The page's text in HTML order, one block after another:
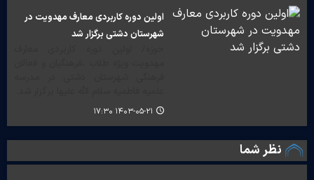
اولین دوره کاربردی معارف مهدویت در
شهرستان دشتی برگزار شد
۱۴۰۳-۰۵-۲۱ ۱۷:۳۰
نظر شما